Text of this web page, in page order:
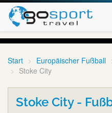
Start Europäischer Fußball
Stoke City
Stoke City -